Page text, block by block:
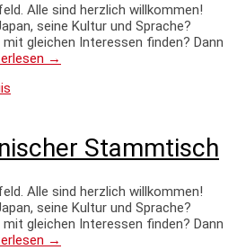
Alle sind herzlich willkommen!
seine Kultur und Sprache?
gleichen Interessen finden? Dann
→
Stammtisch
Alle sind herzlich willkommen!
seine Kultur und Sprache?
gleichen Interessen finden? Dann
→